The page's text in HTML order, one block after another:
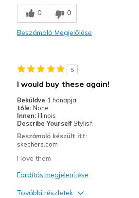
Comfortable
Stylish
Travel
Width
Sizing
View On Shoes
I'm Really Into Shoes
0 0
Beszámoló Megjelölése
5
I would buy these again!
Beküldve 1 hónapja
tőle: None
Innen: Illinois
Describe Yourself Stylish
Beszámoló készült itt:
skechers.com
I love them
Fordítás megjelenítése
További részletek